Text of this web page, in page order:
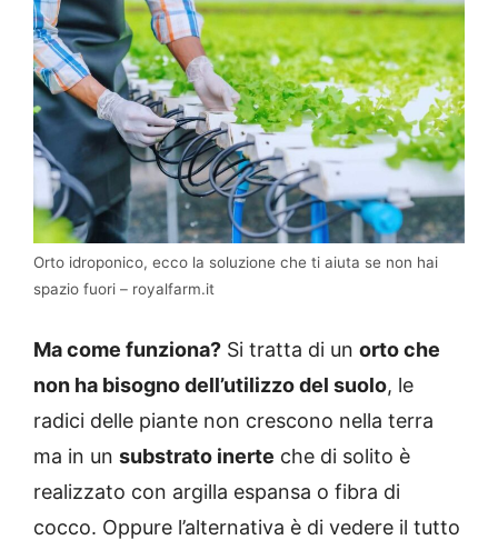
Orto idroponico, ecco la soluzione che ti aiuta se non hai
spazio fuori – royalfarm.it
Ma come funziona? Si tratta di un orto che
non ha bisogno dell’utilizzo del suolo, le
radici delle piante non crescono nella terra
ma in un substrato inerte che di solito è
realizzato con argilla espansa o fibra di
cocco. Oppure l’alternativa è di vedere il tutto